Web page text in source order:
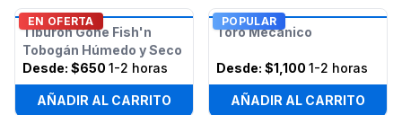
EN OFERTA
Tiburón Gone Fish'n
Tobogán Húmedo y Seco
Desde: $650 1-2 horas
AÑADIR AL CARRITO
POPULAR
Toro Mecánico
Desde: $1,100 1-2 horas
AÑADIR AL CARRITO